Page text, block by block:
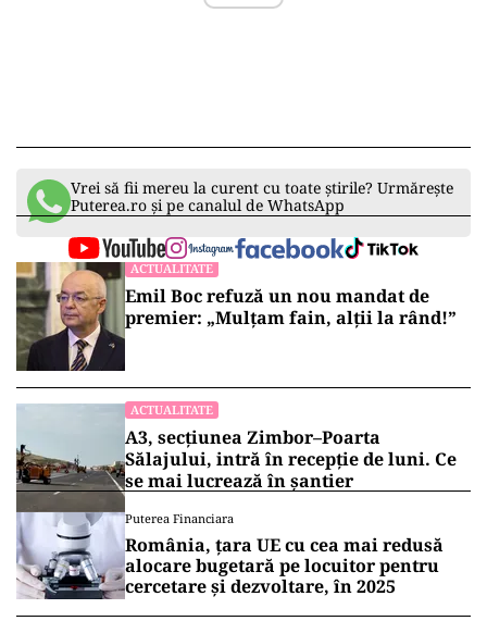
Vrei să fii mereu la curent cu toate știrile? Urmărește
Puterea.ro și pe canalul de WhatsApp
ACTUALITATE
Emil Boc refuză un nou mandat de
premier: „Mulțam fain, alții la rând!”
ACTUALITATE
A3, secțiunea Zimbor–Poarta
Sălajului, intră în recepție de luni. Ce
se mai lucrează în șantier
Puterea Financiara
România, țara UE cu cea mai redusă
alocare bugetară pe locuitor pentru
cercetare și dezvoltare, în 2025